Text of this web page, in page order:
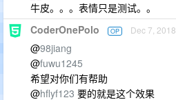
牛皮。。。表情只是测试。。
CoderOnePolo OP Dec 7, 2018
@98jiang
@fuwu1245
希望对你们有帮助
@hflyf123 要的就是这个效果